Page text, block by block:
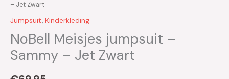
– Jet Zwart
Jumpsuit, Kinderkleding
NoBell Meisjes jumpsuit –
Sammy – Jet Zwart